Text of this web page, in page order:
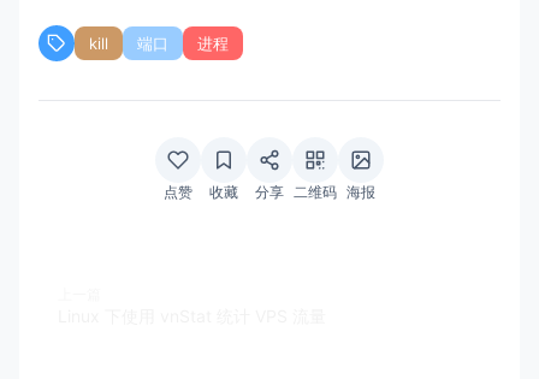
kill 端口 进程
点赞 收藏 分享 二维码 海报